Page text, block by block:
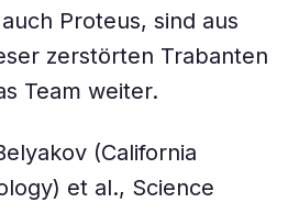
Proteus, sind aus
zerstörten Trabanten
Team weiter.
(California
et al., Science